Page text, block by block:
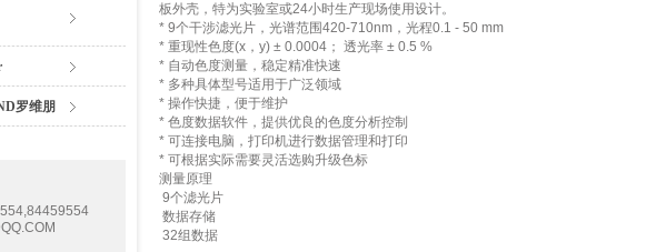
罗维朋
板外壳，特为实验室或24小时生产现场使用设计。
* 9个干涉滤光片，光谱范围420-710nm，光程0.1 - 50 mm
* 重现性色度(x，y) ± 0.0004； 透光率 ± 0.5 %
* 自动色度测量，稳定精准快速
* 多种具体型号适用于广泛领域
* 操作快捷，便于维护
* 色度数据软件，提供优良的色度分析控制
* 可连接电脑，打印机进行数据管理和打印
* 可根据实际需要灵活选购升级色标
测量原理
9个滤光片
数据存储
32组数据